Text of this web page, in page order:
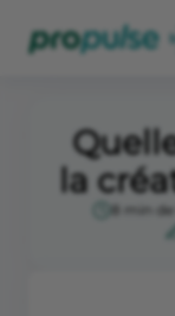
la
8 min